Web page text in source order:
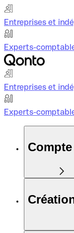
Entreprises et
Experts-
Entreprises et
Experts-